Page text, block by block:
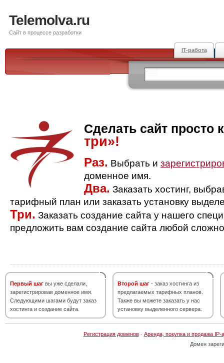
Telemolva.ru
Сайт в процессе разработки
IT-работа
Сделать сайт просто
три»!
Раз. Выбрать и
доменное имя.
Два. Заказать хостинг,
тарифный план или заказать установку
Три. Заказать создание сайта у нашего
предложить вам создание сайта любой
Первый шаг вы уже сделали,
зарегистрировав доменное имя.
Следующими шагами будут заказ
хостинга и создание сайта.
Второй шаг - заказ хостинга из
предлагаемых тарифных планов.
Также вы можете заказать у нас
установку выделенного сервера.
Регистрация доменов· Аренда, покупка и продажа IP-
Домен